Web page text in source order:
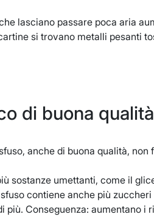
lasciano passare poca aria
si trovano metalli pesanti
di buona
anche di buona qualità,
sostanze umettanti, come il
contiene anche più
più. Conseguenza: aumentano i